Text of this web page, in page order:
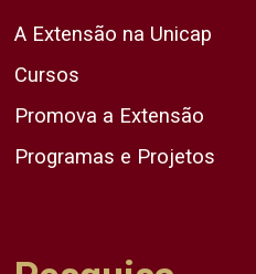
A Extensão na Unicap
Cursos
Promova a Extensão
Programas e Projetos